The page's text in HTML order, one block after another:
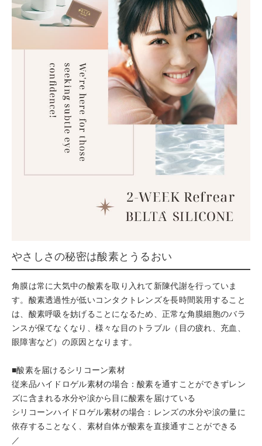
やさしさの秘密は酸素とうるおい
角膜は常に大気中の酸素を取り入れて新陳代謝を行っていま
す。酸素透過性が低いコンタクトレンズを長時間装用すること
は、酸素呼吸を妨げることになるため、正常な角膜細胞のバラ
ンスが保てなくなり、様々な目のトラブル（目の疲れ、充血、
眼障害など）の原因となります。
■酸素を届けるシリコーン素材
従来品ハイドロゲル素材の場合：酸素を通すことができずレン
ズに含まれる水分や涙から目に酸素を届けている
シリコーンハイドロゲル素材の場合：レンズの水分や涙の量に
依存することなく、素材自体が酸素を直接通すことができる
／